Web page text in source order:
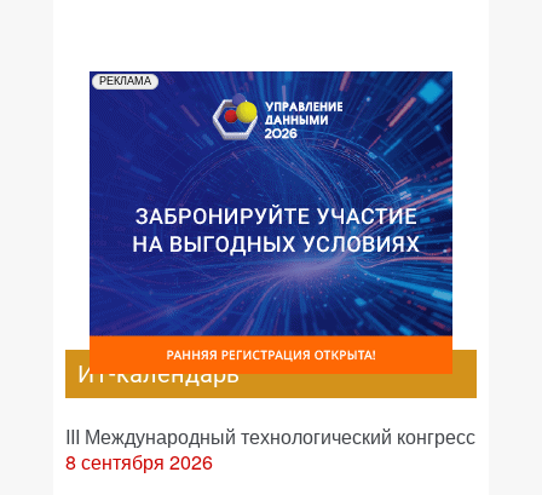
РЕКЛАМА
ИТ-календарь
III Международный технологический конгресс
8 сентября 2026